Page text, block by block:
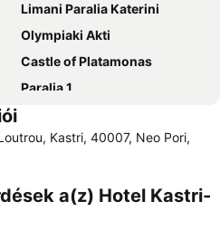
Limani Paralia Katerini
Olympiaki Akti
Castle of Platamonas
Paralia 1
Mount Olympus
Kastri, 40007, Neo Pori,
a(z) Hotel Kastri-